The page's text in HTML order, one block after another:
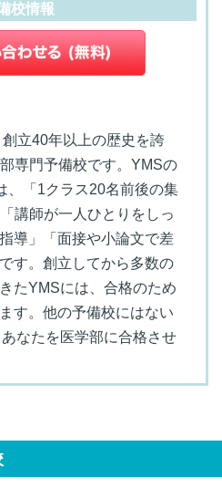
校情報
立40年以上の歴史を誇
専門予備校です。YMSの
、「1クラス20名前後の集
講師が一人ひとりをしっ
導」「面接や小論文で差
す。創立してから多数の
たYMSには、合格のため
す。他の予備校にはない
なたを医学部に合格させ